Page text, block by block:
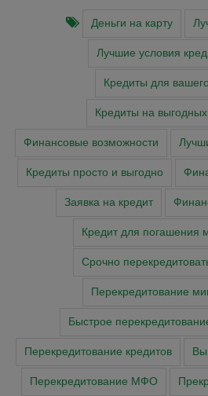
Деньги на карту
Лучшие условия
Кредиты для
Кредиты на
Финансовые возможности
Кредиты просто и выгодно
Заявка на кредит
Кредит для погашения
Срочно
Перекредитование
Быстрое
Перекредитование кредитов
Перекредитование МФО